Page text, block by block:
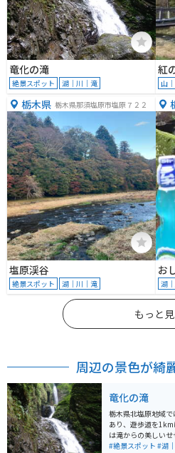
竜化の滝
絶景スポット 湖｜川｜滝
紅
山
栃木県 栃木県那須塩原市塩原７２２
塩原渓谷
絶景スポット 湖｜川｜滝
お
湖
もっと
周辺の景色が綺
竜化の滝
栃木県北塩原地域
あり、遊歩道を
は滝からの美しい
柱状節理の壁、抛雪
#絶景スポット #湖